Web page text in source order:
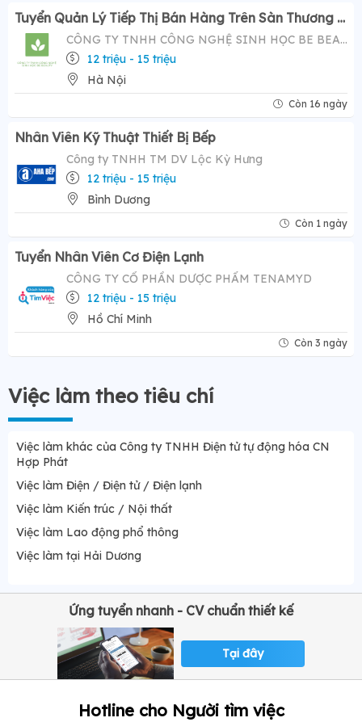
Tuyển Quản Lý Tiếp Thị Bán Hàng Trên Sàn Thương Mại Điện Tử ( Tiktok Shop)- Mức Lương Hấp Dẫn 12-20 Triệu
CÔNG TY TNHH CÔNG NGHỆ SINH HỌC BE BEAUTY
12 triệu - 15 triệu
Hà Nội
Còn 16 ngày
Nhân Viên Kỹ Thuật Thiết Bị Bếp
Công ty TNHH TM DV Lộc Kỳ Hưng
12 triệu - 15 triệu
Bình Dương
Còn 1 ngày
Tuyển Nhân Viên Cơ Điện Lạnh
CÔNG TY CỔ PHẦN DƯỢC PHẨM TENAMYD
12 triệu - 15 triệu
Hồ Chí Minh
Còn 3 ngày
Việc làm theo tiêu chí
Việc làm khác của Công ty TNHH Điện tử tự động hóa CN
Hợp Phát
Việc làm Điện / Điện tử / Điện lạnh
Việc làm Kiến trúc / Nội thất
Việc làm Lao động phổ thông
Việc làm tại Hải Dương
Ứng tuyển nhanh - CV chuẩn thiết kế
Tại đây
Hotline cho Người tìm việc